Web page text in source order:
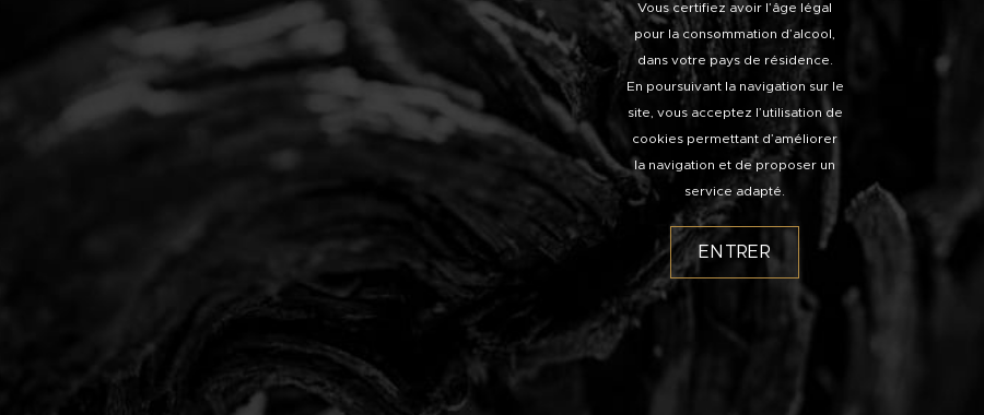
Vous certifiez avoir l’âge légal
pour la consommation d’alcool,
dans votre pays de résidence.
En poursuivant la navigation sur le
site, vous acceptez l’utilisation de
cookies permettant d’améliorer
la navigation et de proposer un
service adapté.
ENTRER